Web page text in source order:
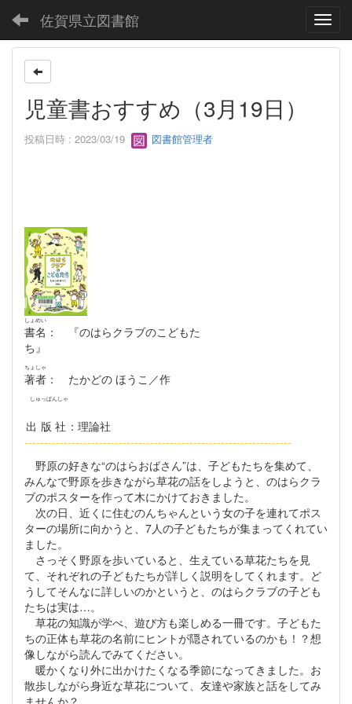
佐賀県立図書館
児童書おすすめ（3月19日）
投稿日時 : 2023/03/19 図書館管理者
書名
しょめい
： 『のはらクラブのこどもた
ち』
著者
ちょしゃ
： たかどの ほうこ／作
出版社
しゅっぱんしゃ
：理論社
--------------------------------------------------------------------
野原の好きな“のはらおばさん”は、子どもたちを集めて、
みんなで野原を歩きながら草花の話をしようと、のはらクラ
ブのポスターを作って木にかけておきました。
次の日、近くに住むのんちゃんという女の子を連れてポス
ターの場所に向かうと、7人の子どもたちが集まってくれてい
ました。
さっそく野原を歩いていると、生えている草花たちを見
て、それぞれの子どもたちが詳しく説明をしてくれます。ど
うしてそんなに詳しいのかというと、のはらクラブの子ども
たちは実は…。
草花の知識が学べ、遊び方も楽しめる一冊です。子どもた
ちの正体も草花の名前にヒントが隠されているのかも！？想
像しながら読んでみてください。
暖かくなり外に出かけたくなる季節になってきました。お
散歩しながら身近な草花について、友達や家族と話をしてみ
ませんか？